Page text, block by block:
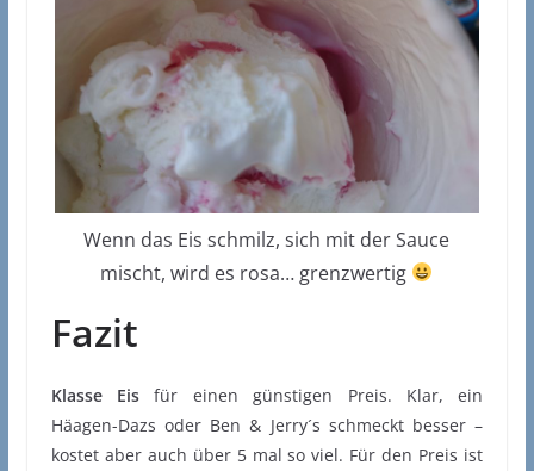
Wenn das Eis schmilz, sich mit der Sauce
mischt, wird es rosa… grenzwertig
Fazit
Klasse Eis für einen günstigen Preis. Klar, ein
Häagen-Dazs oder Ben & Jerry´s schmeckt besser –
kostet aber auch über 5 mal so viel. Für den Preis ist